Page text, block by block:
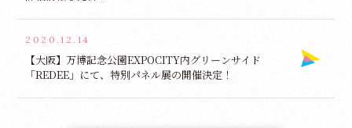
2020.12.14
【大阪】万博記念公園EXPOCITY内グリーンサイド
「REDEE」にて、特別パネル展の開催決定！